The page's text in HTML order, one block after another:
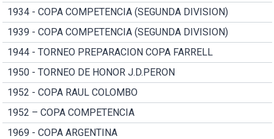
1934 - COPA COMPETENCIA (SEGUNDA DIVISION)
1939 - COPA COMPETENCIA (SEGUNDA DIVISION)
1944 - TORNEO PREPARACION COPA FARRELL
1950 - TORNEO DE HONOR J.D.PERON
1952 - COPA RAUL COLOMBO
1952 – COPA COMPETENCIA
1969 - COPA ARGENTINA